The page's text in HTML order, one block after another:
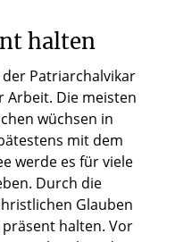
halten
Patriarchalvikar
Arbeit. Die meisten
wüchsen in
mit dem
werde es für viele
Durch die
Glauben
präsent halten. Vor